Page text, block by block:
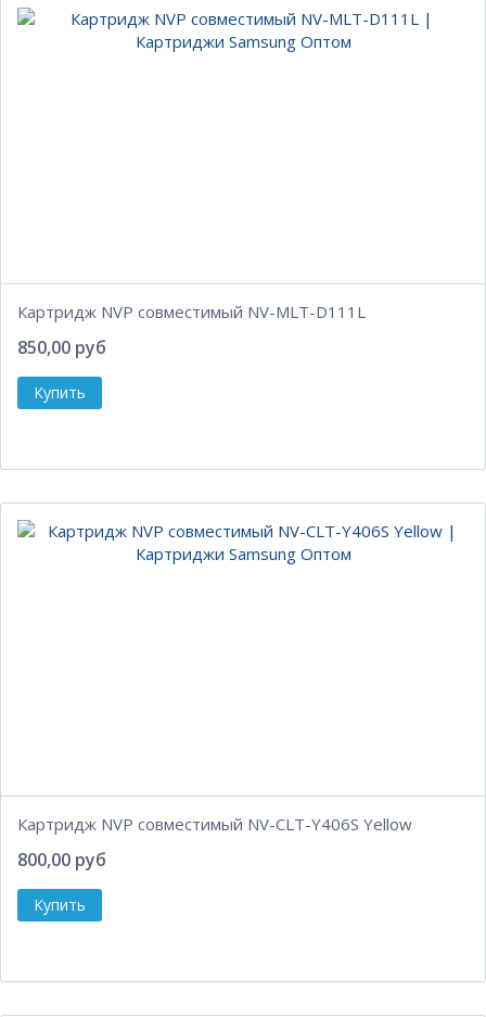
Картридж NVP совместимый NV-MLT-D111L
850,00 руб
Картридж NVP совместимый NV-CLT-Y406S Yellow
800,00 руб